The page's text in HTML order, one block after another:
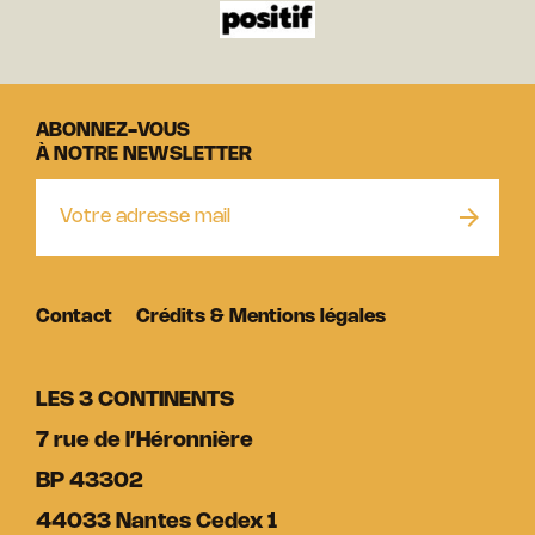
LES 3 CONTINENTS
7 rue de l’Héronnière
BP 43302
44033 Nantes Cedex 1
ABONNEZ-VOUS
À NOTRE NEWSLETTER
Contact Crédits & Mentions légales